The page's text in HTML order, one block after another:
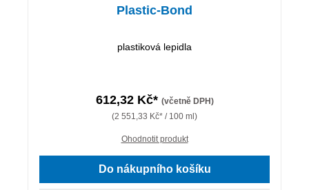
Plastic-Bond
plastiková lepidla
612,32 Kč* (včetně DPH)
(2 551,33 Kč* / 100 ml)
Ohodnotit produkt
Do nákupního košíku